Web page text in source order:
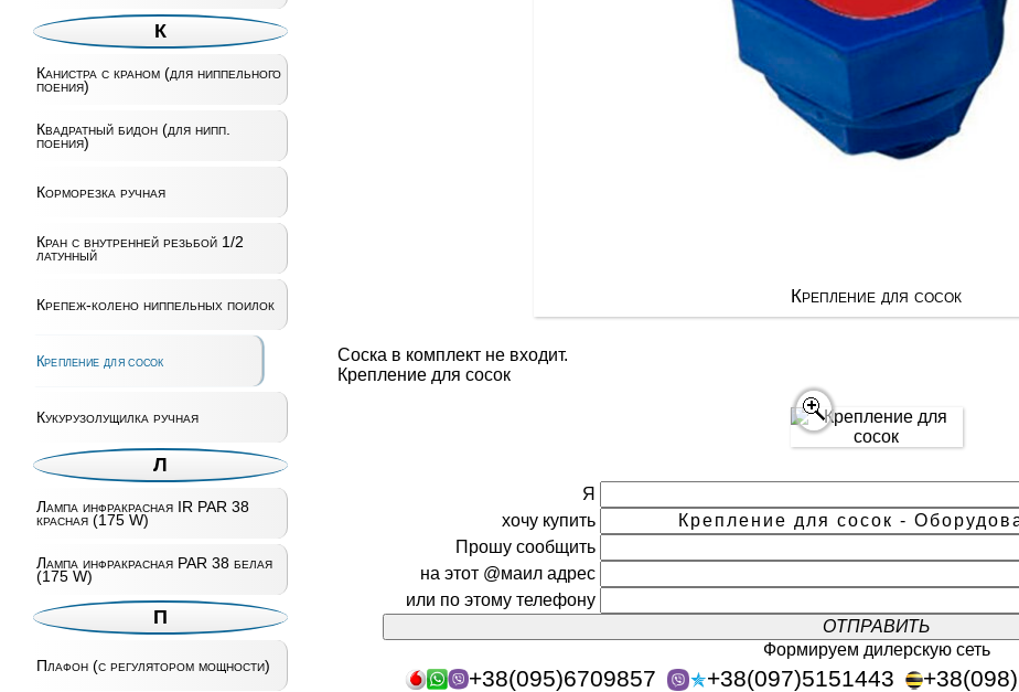
К
Канистра с краном (для ниппельного
поения)
Квадратный бидон (для нипп.
поения)
Корморезка ручная
Кран с внутренней резьбой 1/2
латунный
Крепеж-колено ниппельных поилок
Крепление для сосок
Кукурузолущилка ручная
Л
Лампа инфракрасная IR PAR 38
красная (175 W)
Лампа инфракрасная PAR 38 белая
(175 W)
П
Плафон (с регулятором мощности)
Крепление для сосок
Соска в комплект не входит.
Крепление для сосок
Я
хочу купить
Прошу сообщить
на этот @маил адрес
или по этому телефону
Формируем дилерскую сеть
+38(095)6709857 +38(097)5151443